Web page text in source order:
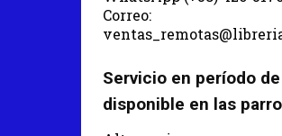
Correo:
Servicio en período
disponible en las